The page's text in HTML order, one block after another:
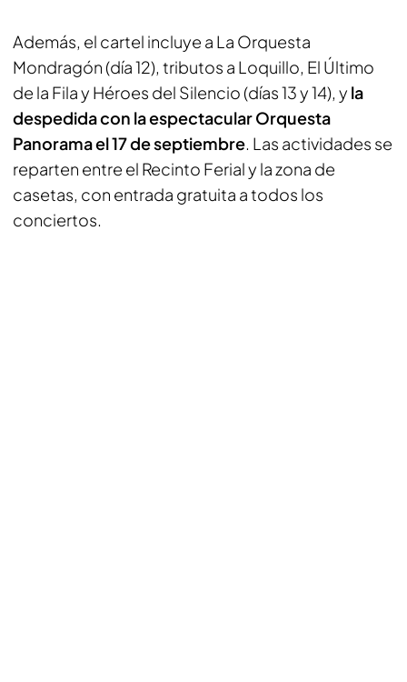
Además, el cartel incluye a La Orquesta
Mondragón (día 12), tributos a Loquillo, El Último
de la Fila y Héroes del Silencio (días 13 y 14), y la
despedida con la espectacular Orquesta
Panorama el 17 de septiembre. Las actividades se
reparten entre el Recinto Ferial y la zona de
casetas, con entrada gratuita a todos los
conciertos.